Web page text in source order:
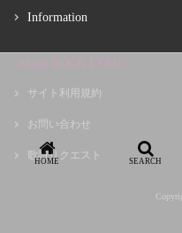
Information
About ROCK LYRIC
サイト利用規約
お問い合わせ
歌詩リクエスト
HOME SEARCH